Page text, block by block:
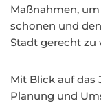
Maßnahmen,
schonen und
Stadt gerecht zu
Mit Blick auf das
Planung und